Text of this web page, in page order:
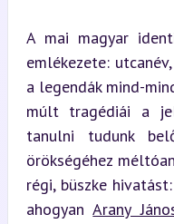
A mai magyar
emlékezete:
a legendák mind-
múlt tragédiái a
tanulni tudunk
örökségéhez
régi, büszke
ahogyan Arany